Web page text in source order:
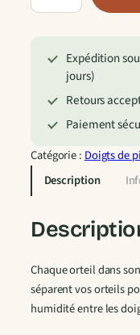
e
h
u
s
e
t
Expédition
jours)
Retours
Paiement
Catégorie : Doigts de
Description
Chaque orteil dans
séparent vos orteils
humidité entre les